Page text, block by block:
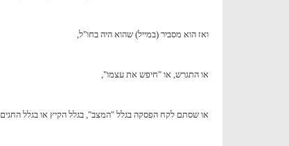
ואז הוא מסביר (במייל) שהוא היה בחו"ל,
או התגרש, או "חיפש את עצמו",
או שסתם לקח הפסקה בגלל "המצב", בגלל הקיץ או בגלל החגים.